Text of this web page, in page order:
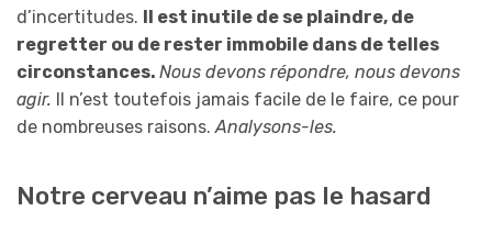
d’incertitudes.
l est inutile de se plaindre, de
regretter ou de rester immobile dans de telles
circonstances. Nous devons répondre, nous devons
agir.
Il n’est toutefois jamais facile de le faire, ce pour
de nombreuses raisons.Analysons-les.
Notre cerveau n’aime pas le hasard